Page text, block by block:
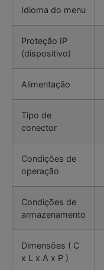
Idioma do menu
Proteção IP
(dispositivo)
Alimentação
Tipo de
conector
Condições de
operação
Condições de
armazenamento
Dimensões ( C
x L x A x P )